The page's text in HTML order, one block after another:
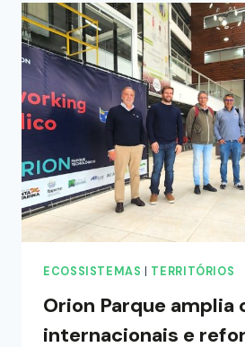
ECOSSISTEMAS TERRITÓRIOS
Orion Parque amplia
internacionais e